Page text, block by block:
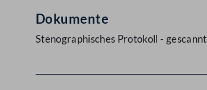
Dokumente
Stenographisches Protokoll - gescannt